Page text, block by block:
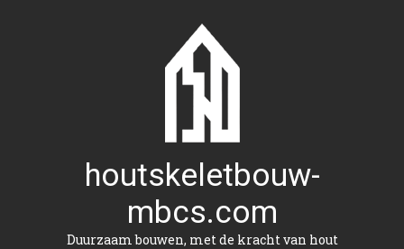
houtskeletbouw-
mbcs.com
Duurzaam bouwen, met de kracht van hout